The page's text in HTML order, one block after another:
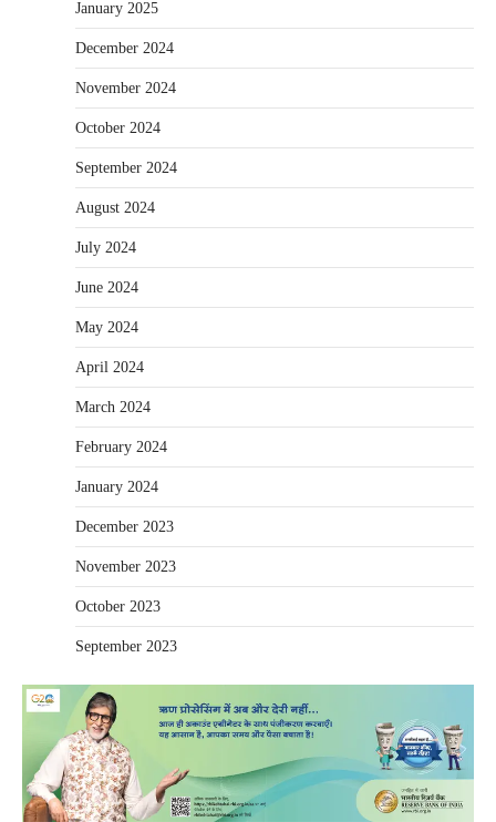
January 2025
December 2024
November 2024
October 2024
September 2024
August 2024
July 2024
June 2024
May 2024
April 2024
March 2024
February 2024
January 2024
December 2023
November 2023
October 2023
September 2023